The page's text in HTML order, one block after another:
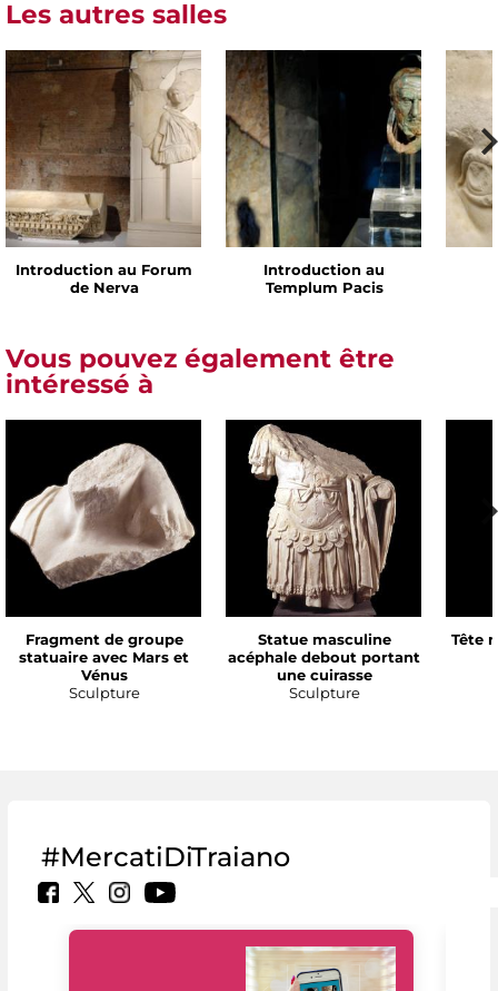
Les autres salles
Introduction au Forum
de Nerva
Introduction au
Templum Pacis
Vous pouvez également être
intéressé à
Fragment de groupe
statuaire avec Mars et
Vénus
Sculpture
Statue masculine
acéphale debout portant
une cuirasse
Sculpture
Tête
#MercatiDiTraiano